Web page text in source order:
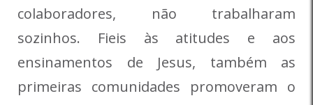
colaboradores, não trabalharam
sozinhos. Fieis às atitudes e aos
ensinamentos de Jesus, também as
primeiras comunidades promoveram o